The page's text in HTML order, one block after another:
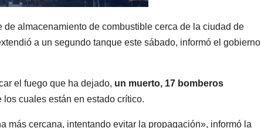
almacenamiento de combustible cerca de la ciudad de
a un segundo tanque este sábado, informó el gobierno
el fuego que ha dejado, un muerto, 17 bomberos
los cuales están en estado crítico.
más cercana, intentando evitar la propagación», informó la